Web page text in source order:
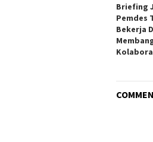
Briefing
Pemdes
Bekerja